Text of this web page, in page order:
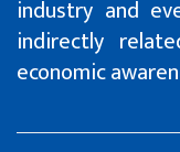
industry and
indirectly
economic